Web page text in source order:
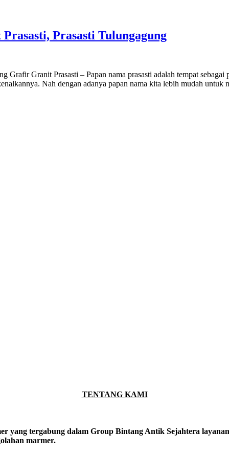
Prasasti Tulungagung
Grafir Granit Prasasti – Papan nama prasasti adalah tempat
Nah dengan adanya papan nama kita lebih mudah
TENTANG KAMI
yang tergabung dalam Group Bintang Antik Sejahtera
marmer.